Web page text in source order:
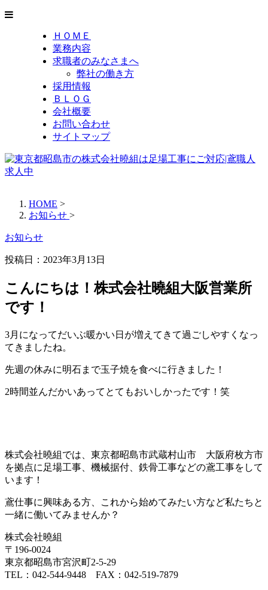
ＨＯＭＥ
業務内容
求職者のみなさまへ
弊社の働き方
採用情報
ＢＬＯＧ
会社概要
お問い合わせ
サイトマップ
HOME >
お知らせ >
お知らせ
投稿日：2023年3月13日
こんにちは！株式会社曉組大阪営業所
です！
3月になってだいぶ暖かい日が増えてきて過ごしやすくなっ
てきましたね。
先週の休みに明石まで玉子焼を食べに行きました！
2時間並んだかいあってとてもおいしかったです！笑
株式会社曉組では、東京都昭島市武蔵村山市 大阪府枚方市
を拠点に足場工事、機械据付、鉄骨工事などの鳶工事をして
います！
鳶仕事に興味ある方、これから始めてみたい方など私たちと
一緒に働いてみませんか？
株式会社曉組
〒196-0024
東京都昭島市宮沢町2-5-29
TEL：042-544-9448 FAX：042-519-7879